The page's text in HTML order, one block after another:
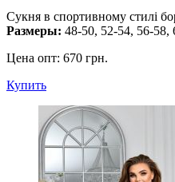
Сукня в спортивному стилі
Размеры: 48-50, 52-54, 56-58,
Цена опт: 670 грн.
Купить